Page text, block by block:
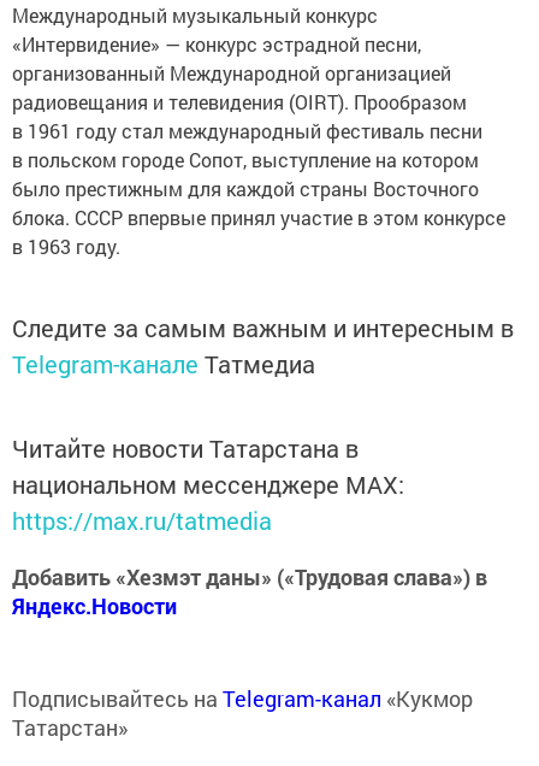
Международный музыкальный конкурс
«Интервидение» — конкурс эстрадной песни,
организованный Международной организацией
радиовещания и телевидения (OIRT). Прообразом
в 1961 году стал международный фестиваль песни
в польском городе Сопот, выступление на котором
было престижным для каждой страны Восточного
блока. СССР впервые принял участие в этом конкурсе
в 1963 году.
Следите за самым важным и интересным в
Telegram-канале Татмедиа
Читайте новости Татарстана в
национальном мессенджере MАХ:
https://max.ru/tatmedia
Добавить «Хезмэт даны» («Трудовая слава») в
Яндекс.Новости
Подписывайтесь на Telegram-канал «Кукмор
Татарстан»